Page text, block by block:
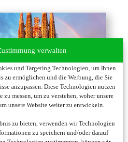
verwalten
und Targeting Technologien, um Ihnen
zu ermöglichen und die Werbung, die Sie
anzupassen. Diese Technologien nutzen
zu messen, um zu verstehen, woher unsere
unsere Website weiter zu entwickeln.
zu bieten, verwenden wir Technologien
zu speichern und/oder darauf